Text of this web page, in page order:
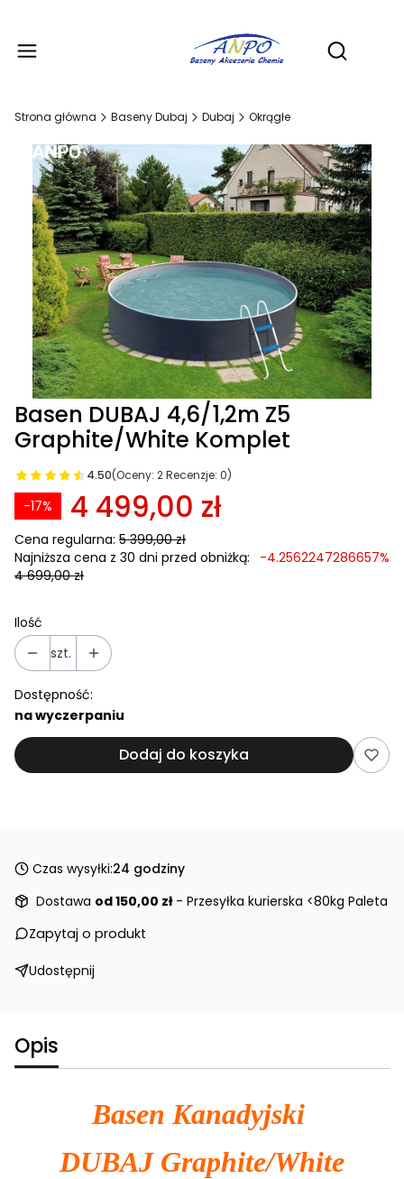
Otwórz
Strona główna Baseny Dubaj Dubaj Okrągłe
Basen DUBAJ 4,6/1,2m Z5
Graphite/White Komplet
4.50(Oceny: 2 Recenzje: 0)
4 499,00 zł
Cena regularna: 5 399,00 zł
-17%
Najniższa cena z 30 dni przed obniżką:
4 699,00 zł
-4.2562247286657%
Ilość
szt.
Dostępność:
na wyczerpaniu
Dodaj do koszyka
Czas wysyłki:24 godziny
Dostawa od 150,00 zł - Przesyłka kurierska <80kg Paleta
Zapytaj o produkt
Udostępnij
Opis
Basen Kanadyjski
DUBAJ Graphite/White